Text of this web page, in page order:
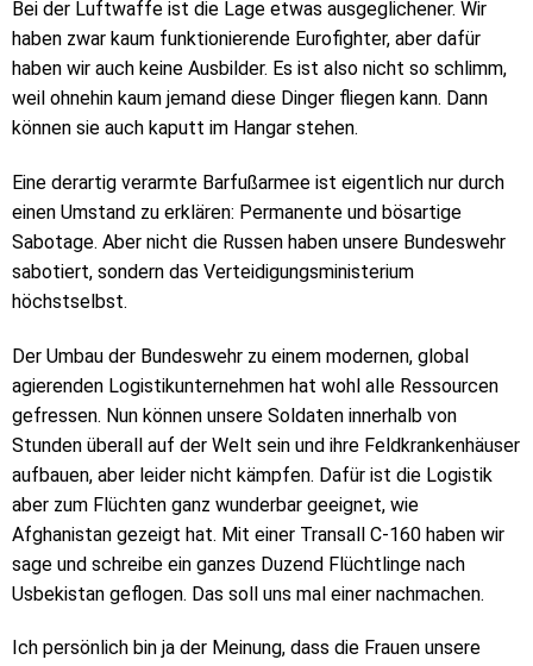
Bei der Luftwaffe ist die Lage etwas ausgeglichener. Wir
haben zwar kaum funktionierende Eurofighter, aber dafür
haben wir auch keine Ausbilder. Es ist also nicht so schlimm,
weil ohnehin kaum jemand diese Dinger fliegen kann. Dann
können sie auch kaputt im Hangar stehen.
Eine derartig verarmte Barfußarmee ist eigentlich nur durch
einen Umstand zu erklären: Permanente und bösartige
Sabotage. Aber nicht die Russen haben unsere Bundeswehr
sabotiert, sondern das Verteidigungsministerium
höchstselbst.
Der Umbau der Bundeswehr zu einem modernen, global
agierenden Logistikunternehmen hat wohl alle Ressourcen
gefressen. Nun können unsere Soldaten innerhalb von
Stunden überall auf der Welt sein und ihre Feldkrankenhäuser
aufbauen, aber leider nicht kämpfen. Dafür ist die Logistik
aber zum Flüchten ganz wunderbar geeignet, wie
Afghanistan gezeigt hat. Mit einer Transall C-160 haben wir
sage und schreibe ein ganzes Duzend Flüchtlinge nach
Usbekistan geflogen. Das soll uns mal einer nachmachen.
Ich persönlich bin ja der Meinung, dass die Frauen unsere